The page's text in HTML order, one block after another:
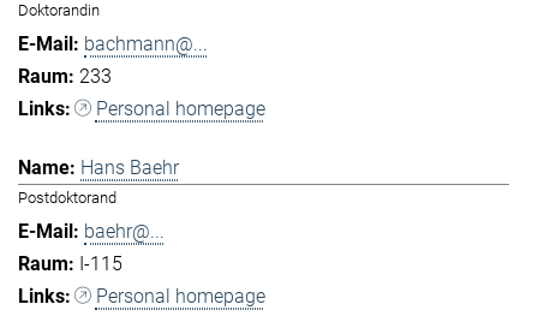
Doktorandin
bachmann@...
233
Personal homepage
Hans Baehr
Postdoktorand
baehr@...
I-115
Personal homepage